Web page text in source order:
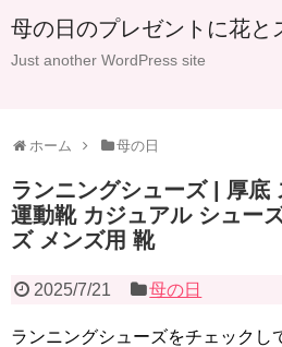
母の日のプレゼントに花と
Just another WordPress site
ホーム 母の日
ランニングシューズ | 厚底
運動靴 カジュアル シュー
ズ メンズ用 靴
2025/7/21 母の日
ランニングシューズをチェックし